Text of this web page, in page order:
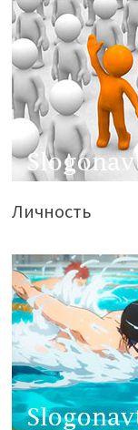
Личность